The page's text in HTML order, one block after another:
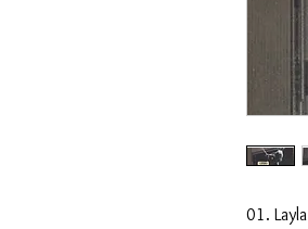
01. Layla